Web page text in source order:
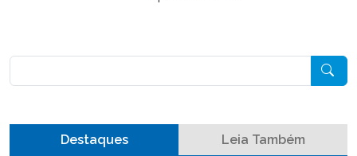
Destaques Leia Também